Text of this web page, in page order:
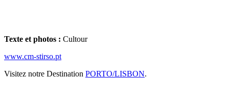
Texte et photos : Cultour
www.cm-stirso.pt
Visitez notre Destination PORTO/LISBON.